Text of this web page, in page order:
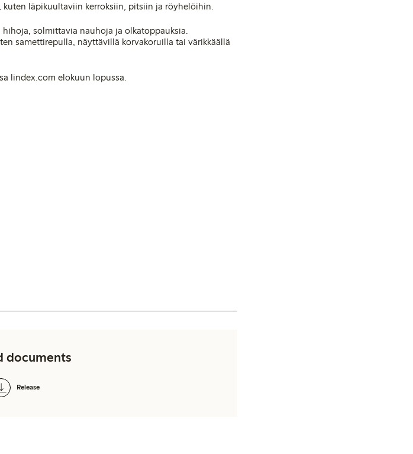
läpikuultaviin kerroksiin, pitsiin ja röyhelöihin.
solmittavia nauhoja ja olkatoppauksia.
samettirepulla, näyttävillä korvakoruilla tai värikkäällä
lindex.com elokuun lopussa.
documents
Release